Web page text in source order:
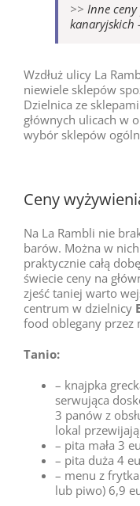
>> Inne
kanaryjskich
Wzdłuż ulicy La
niewiele sklepów
Dzielnica ze
głównych ulicach w
wybór sklepów
Ceny
Na La Rambli nie
barów. Można w
praktycznie całą
świecie ceny na
zjeść taniej warto
centrum w dzielnicy
food oblegany przez
Tanio:
– knajpka
serwująca
3 panów z
lokal
– pita mała 3
– pita duża 4
– menu z
lub piwo) 6,9